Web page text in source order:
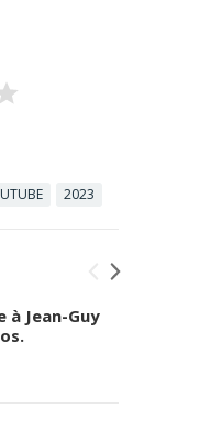
vidéo, on
revient sur ...
2023
à Jean-Guy